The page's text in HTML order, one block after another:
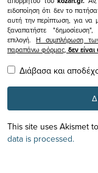
ειδοποίηση ότι δεν το
αυτή την περίπτωση, για να
ξαναπατήστε
επιλογή.Η συμπλήρωση
παραπάνω φόρμας, δεν
Διάβασα και
This site uses Akismet
data is processed.